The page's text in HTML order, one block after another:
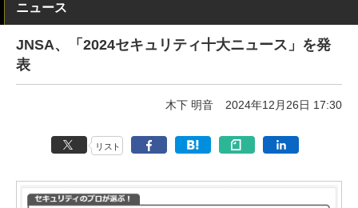
ニュース
JNSA、「2024セキュリティ十大ニュース」を発
表
木下 明音 2024年12月26日 17:30
リスト